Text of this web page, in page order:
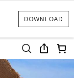
DOWNLOAD